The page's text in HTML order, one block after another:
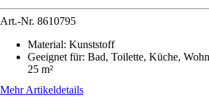
Art.-Nr. 8610795
Material: Kunststoff
Geeignet für: Bad, Toilette, Küche,
25 m²
Mehr Artikeldetails